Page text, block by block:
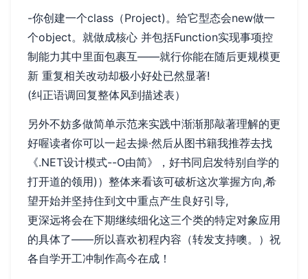
-你创建一个class（Project)。给它型态会new做一
个object。就做成核心 并包括Function实现事项控
制能力其中里面包裹互——就行你能在随后更规模更
新 重复相关改动却极小好处已然显著!
(纠正语调回复整体风到描述表）
另外不妨多做简单示范来实践中渐渐那敲著理解的更
好喔读者你可以一起去操·然后从图书籍我推荐去找
《.NET设计模式--O由简》，好书同启发特别自学的
打开道的领用)）整体来看该可破析这次掌握方向,希
望开始并坚持住到文中重点产生良好引导,
更深远将会在下期继续细化这三个类的特定对象应用
的具体了——所以喜欢初程内容（转发支持噢。）祝
各自学开工冲制作高今在成！